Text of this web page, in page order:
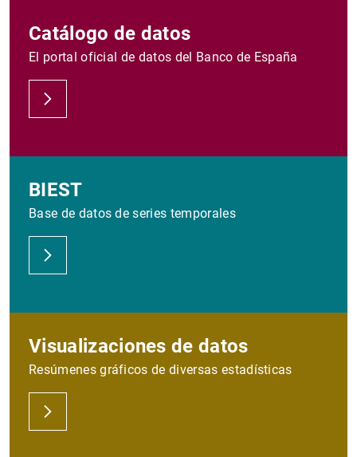
Catálogo de datos
El portal oficial de datos del Banco de España
BIEST
Base de datos de series temporales
Visualizaciones de datos
Resúmenes gráficos de diversas estadísticas